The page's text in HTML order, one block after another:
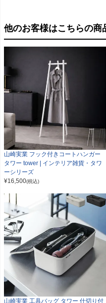
他のお客様はこちらの商
山崎実業 フック付きコートハンガー
タワー tower | インテリア雑貨・タワ
ーシリーズ
¥16,500(税込)
山崎実業 工具バッグ タワー 仕切り付